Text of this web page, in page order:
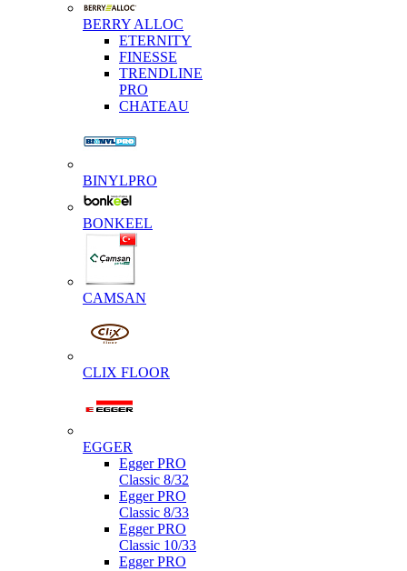
BERRY ALLOC
ETERNITY
FINESSE
TRENDLINE
PRO
CHATEAU
BINYLPRO
BONKEEL
CAMSAN
CLIX FLOOR
EGGER
Egger PRO
Classic 8/32
Egger PRO
Classic 8/33
Egger PRO
Classic 10/33
Egger PRO